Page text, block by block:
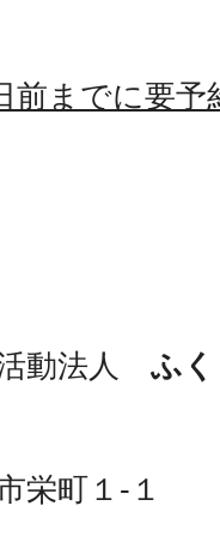
前までに要予
動法人 ふ
町１-１